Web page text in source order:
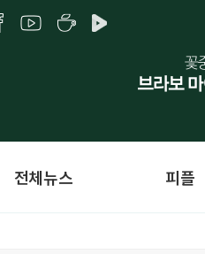
전체뉴스 피플